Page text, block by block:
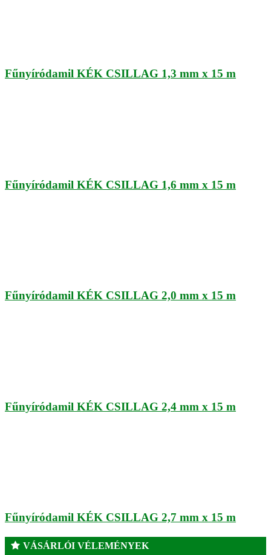
Fűnyíródamil KÉK CSILLAG 1,3 mm x 15 m
Fűnyíródamil KÉK CSILLAG 1,6 mm x 15 m
Fűnyíródamil KÉK CSILLAG 2,0 mm x 15 m
Fűnyíródamil KÉK CSILLAG 2,4 mm x 15 m
Fűnyíródamil KÉK CSILLAG 2,7 mm x 15 m
VÁSÁRLÓI VÉLEMÉNYEK